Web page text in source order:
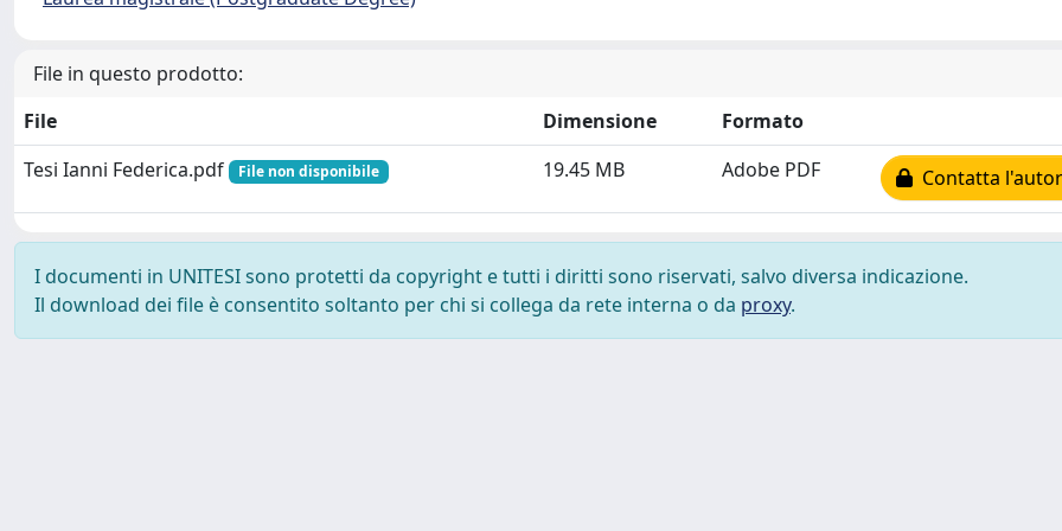
File in questo prodotto:
File
Dimensione
Formato
Tesi Ianni Federica.pdf
File non disponibile 19.45 MB Adobe PDF Contatta
I documenti in UNITESI sono protetti da copyright e tutti i diritti sono riservati, salvo diversa indicazione.
Il download dei file è consentito soltanto per chi si collega da rete interna o da proxy.